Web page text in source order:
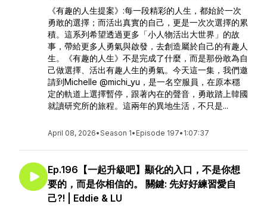
《有趣的人生提案》:每一段精彩的人生，都始於一次
勇敢的選擇；而活出真實的自己，更是一次次選擇的累
積。這系列希望透過更多「小人物活出大世界」的故
事，帶給更多人勇氣與啟發，去創造屬於自己的有趣人
生。《有趣的人生》不是完成了什麼，而是那份敢為自
己做選擇、活出有趣人生的勇氣。今天這一集，我們邀
請到Michelle @michi_yu，是一名空服員，在原本穩
定的軌道上選擇暫停，跟著內在的聲音，勇敢踏上韓國
就讀研究所的旅程。這兩年的異地生活，不只是...
April 08, 2026•Season 1• Episode 197• 1:07:37
Ep.196【一起升級吧】顯化的入口，不是你想
要的，而是你相信的。 關鍵: 先好好練習愛自
己?! | Eddie & LU